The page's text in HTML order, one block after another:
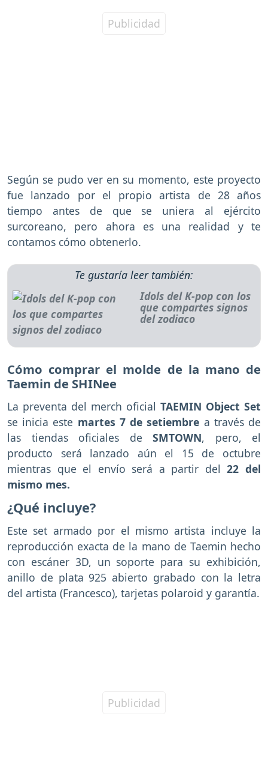
Según se pudo ver en su momento, este proyecto
fue lanzado por el propio artista de 28 años
tiempo antes de que se uniera al ejército
surcoreano, pero ahora es una realidad y te
contamos cómo obtenerlo.
Te gustaría leer también:
Idols del K-pop con los
que compartes signos
del zodiaco
Cómo comprar el molde de la mano de
Taemin de SHINee
La preventa del merch oficial TAEMIN Object Set
se inicia este martes 7 de setiembre a través de
las tiendas oficiales de SMTOWN, pero, el
producto será lanzado aún el 15 de octubre
mientras que el envío será a partir del22 del
mismo mes.
¿Qué incluye?
Este set armado por el mismo artista incluye la
reproducción exacta de la mano de Taemin hecho
con escáner 3D, un soporte para su exhibición,
anillo de plata 925 abierto grabado con la letra
del artista (Francesco), tarjetas polaroid y garantía.